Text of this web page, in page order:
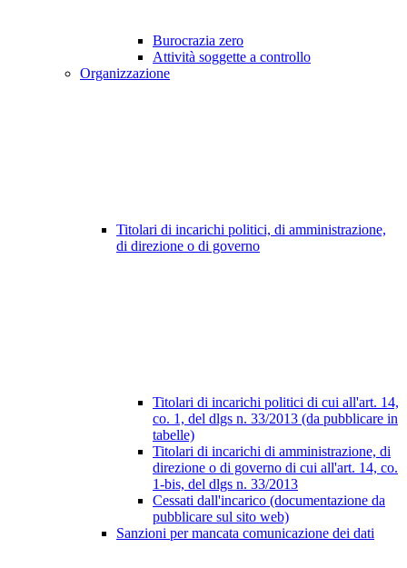
Burocrazia zero
Attività soggette a controllo
Organizzazione
Titolari di incarichi politici, di amministrazione,
di direzione o di governo
Titolari di incarichi politici di cui all'art. 14,
co. 1, del dlgs n. 33/2013 (da pubblicare in
tabelle)
Titolari di incarichi di amministrazione, di
direzione o di governo di cui all'art. 14, co.
1-bis, del dlgs n. 33/2013
Cessati dall'incarico (documentazione da
pubblicare sul sito web)
Sanzioni per mancata comunicazione dei dati